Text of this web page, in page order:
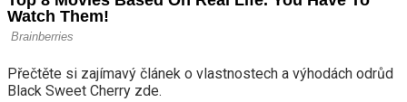
Přečtěte si zajímavý článek o vlastnostech a výhodách odrůd
Black Sweet Cherry zde.